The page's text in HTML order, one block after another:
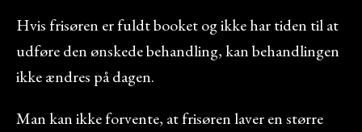
Hvis frisøren er fuldt booket og ikke har tiden til at
udføre den ønskede behandling, kan behandlingen
ikke ændres på dagen.
Man kan ikke forvente, at frisøren laver en større